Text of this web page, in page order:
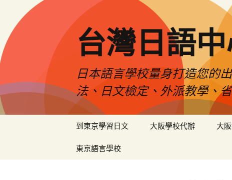
台灣日語
日本語言學校量身打造您的
法、日文檢定、外派教學、
到東京學習日文 大阪學校代辦 大
東京語言學校